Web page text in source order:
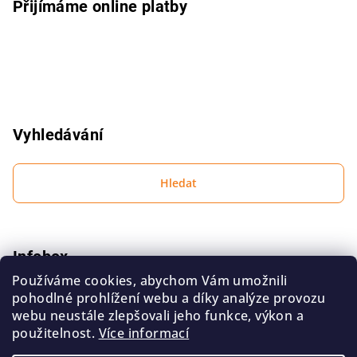
Používáme cookies, abychom Vám umožnili
pohodlné prohlížení webu a díky analýze provozu
webu neustále zlepšovali jeho funkce, výkon a
použitelnost. Více informací
Přijímáme online platby
Vyhledávání
Hledat
Infobox
Podmínky ochrany osobních údajů
Obchodní podmínky
Kontakt